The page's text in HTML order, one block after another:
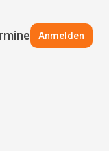
Anmelden